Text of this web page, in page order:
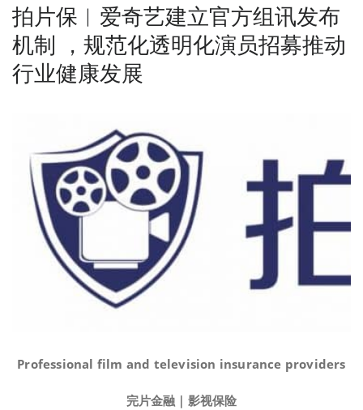
​拍片保︱爱奇艺建立官方组讯发布
机制 ，规范化透明化演员招募推动
行业健康发展
Professional film and television insurance providers
完片金融｜影视保险